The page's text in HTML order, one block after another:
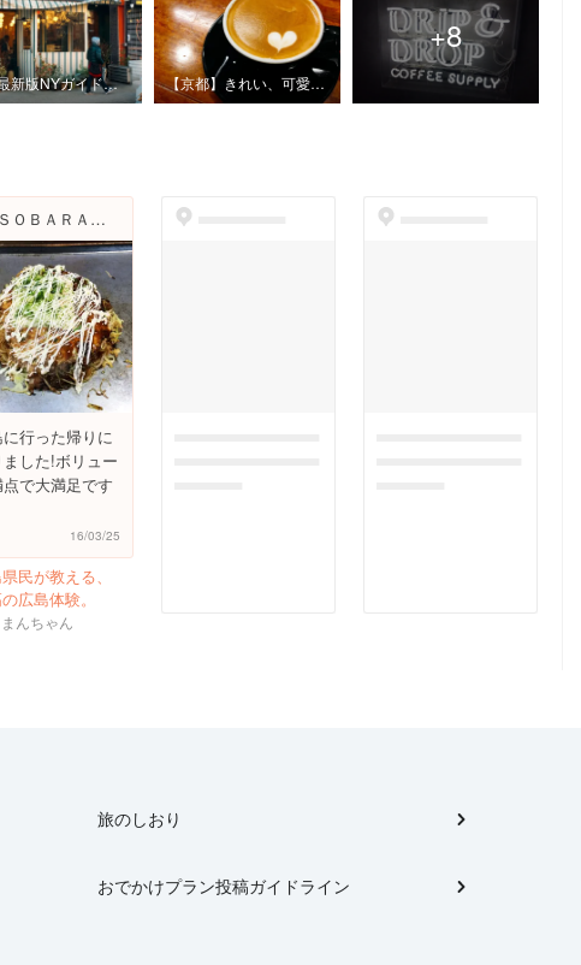
【①最新版NYガイド🇺🇸🗽🌈】NYの全てを総まとめ！定番から穴場スポットまでもりだくさん♡ 【京都】きれい、可愛い、美味しいがいっぱい詰まったおでかけプラン😊❤
+8
ＳＯＢＡＲＡＩファーム
行った帰りに
した!ボリュー
点で大満足です
16/03/25
民が教える、
広島体験。
まんちゃん
旅のしおり
おでかけプラン投稿ガイドライン